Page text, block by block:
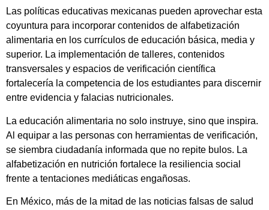
Las políticas educativas mexicanas pueden aprovechar esta
coyuntura para incorporar contenidos de alfabetización
alimentaria en los currículos de educación básica, media y
superior. La implementación de talleres, contenidos
transversales y espacios de verificación científica
fortalecería la competencia de los estudiantes para discernir
entre evidencia y falacias nutricionales.
La educación alimentaria no solo instruye, sino que inspira.
Al equipar a las personas con herramientas de verificación,
se siembra ciudadanía informada que no repite bulos. La
alfabetización en nutrición fortalece la resiliencia social
frente a tentaciones mediáticas engañosas.
En México, más de la mitad de las noticias falsas de salud